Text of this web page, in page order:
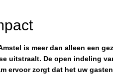
is meer dan alleen een
uitstraalt. De open indeling
ervoor zorgt dat het uw